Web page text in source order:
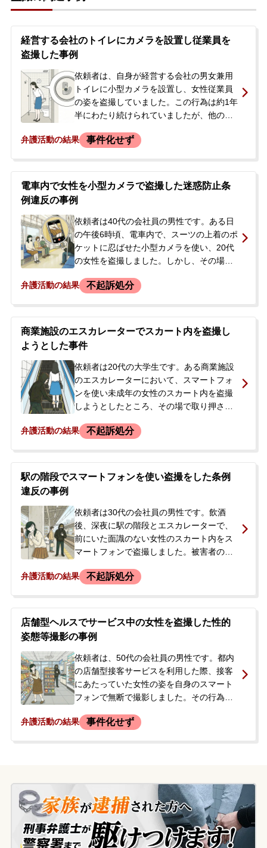
経営する会社のトイレにカメラを設置し従業員を
盗撮した事例
依頼者は、自身が経営する会社の男女兼用
トイレに小型カメラを設置し、女性従業員
の姿を盗撮していました。この行為は約1年
半にわたり続けられていましたが、他の従
覚しました。当初、依頼者は亡くなった友
した。被害者である従業員3名から示談を求
められましたが、一度は感情的になり交渉
が決裂してしまいました。警察沙汰になる
ことを避け、穏便に解決したいとの思いか
ら、当事務所に相談に来られました。
弁護活動の結果 事件化せず
電車内で女性を小型カメラで盗撮した迷惑防止条
例違反の事例
依頼者は40代の会社員の男性です。ある日
の午後6時頃、電車内で、スーツの上着のポ
ケットに忍ばせた小型カメラを使い、20代
の女性を盗撮しました。しかし、その場で
になりました。その後、警察署で事情聴取
からは「カメラ内に多数の余罪がある」と
も指摘され、後日改めて連絡すると告げら
れました。今後の手続きや被害者との示談
に大きな不安を抱き、当事務所へ相談に来
られました。
弁護活動の結果 不起訴処分
商業施設のエスカレーターでスカート内を盗撮し
ようとした事件
依頼者は20代の大学生です。ある商業施設
のエスカレーターにおいて、スマートフォ
ンを使い未成年の女性のスカート内を盗撮
しようとしたところ、その場で取り押さえ
察署に連れて行かれ、事情聴取を受けまし
との連絡が依頼者のもとに入りました。依
頼者には高校時代から十回弱の余罪があり
ていました。警察からの連絡を受けた依頼
者の両親が、今後の手続きや刑事処分の見
通しに強い不安を抱き、当事務所へ電話で
相談。当事者本人も交えて来所され、即
弁護活動の結果 不起訴処分
駅の階段でスマートフォンを使い盗撮をした条例
違反の事例
依頼者は30代の会社員の男性です。飲酒
後、深夜に駅の階段とエスカレーターで、
前にいた面識のない女性のスカート内をス
マートフォンで盗撮しました。被害者の女
方にいた男性に声をかけられ、警察に通報
されず在宅で捜査が進められました。依頼
者には過去にも数回、飲酒時に盗撮をした
経験がありました。警察から今後の取り調
べについて連絡を待つ中で、今後の対応に
不安を感じ、当事務所へ相談されました。
弁護活動の結果 不起訴処分
店舗型ヘルスでサービス中の女性を盗撮した性的
姿態等撮影の事例
依頼者は、50代の会社員の男性です。都内
の店舗型接客サービスを利用した際、接客
にあたっていた女性の姿を自身のスマート
フォンで無断で撮影しました。その行為が
けた警察官によって警察署に任意同行さ
ていました。提出したスマートフォンに
は、他にも複数の同様の動画が保存されて
いたため、依頼者は本件に加えて余罪が追
及されることを強く懸念し、今後の警察対
応や刑事処分の見通しについて不安を感
弁護活動の結果 事件化せず